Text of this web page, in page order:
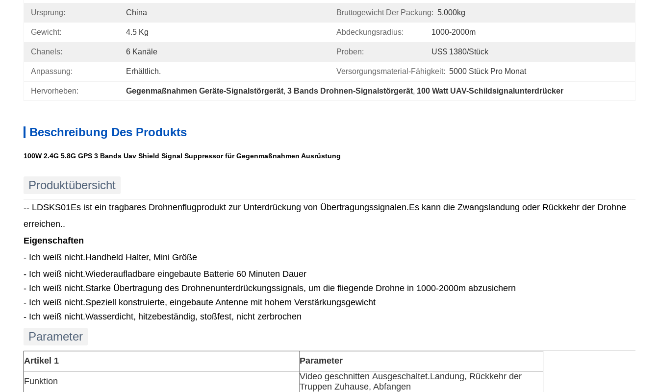
Ursprung: China Bruttogewicht Der Packung: 5.000kg
Gewicht: 4.5 Kg Abdeckungsradius: 1000-2000m
Chanels: 6 Kanäle Proben: US$ 1380/Stück
Anpassung: Erhältlich. Versorgungsmaterial-Fähigkeit: 5000 Stück Pro Monat
Hervorheben: Gegenmaßnahmen Geräte-Signalstörgerät, 3 Bands Drohnen-Signalstörgerät, 100 Watt UAV-Schildsignalunterdrücker
Beschreibung Des Produkts
100W 2.4G 5.8G GPS 3 Bands Uav Shield Signal Suppressor für Gegenmaßnahmen Ausrüstung
Produktübersicht
-- LDSKS01Es ist ein tragbares Drohnenflugprodukt zur Unterdrückung von Übertragungssignalen.Es kann die Zwangslandung oder Rückkehr der Drohne
erreichen..
Eigenschaften
- Ich weiß nicht.Handheld Halter, Mini Größe
- Ich weiß nicht.Wiederaufladbare eingebaute Batterie 60 Minuten Dauer
- Ich weiß nicht.Starke Übertragung des Drohnenunterdrückungssignals, um die fliegende Drohne in 1000-2000m abzusichern
- Ich weiß nicht.Speziell konstruierte, eingebaute Antenne mit hohem Verstärkungsgewicht
- Ich weiß nicht.Wasserdicht, hitzebeständig, stoßfest, nicht zerbrochen
Parameter
Artikel 1 Parameter
Funktion Video geschnitten Ausgeschaltet.Landung, Rückkehr der
Truppen Zuhause, Abfangen